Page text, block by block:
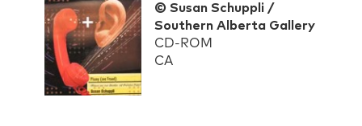
© Susan Schuppli /
Southern Alberta Gallery
CD-ROM
CA